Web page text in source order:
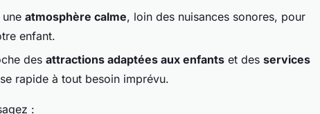
atmosphère calme, loin des nuisances sonores, pour
enfant.
des attractions adaptées aux enfants et des services
rapide à tout besoin imprévu.
: